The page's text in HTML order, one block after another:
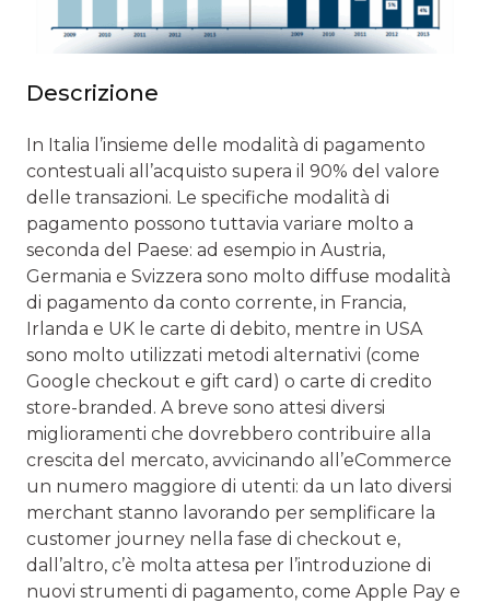
Descrizione
In Italia l’insieme delle modalità di pagamento
contestuali all’acquisto supera il 90% del valore
delle transazioni. Le specifiche modalità di
pagamento possono tuttavia variare molto a
seconda del Paese: ad esempio in Austria,
Germania e Svizzera sono molto diffuse modalità
di pagamento da conto corrente, in Francia,
Irlanda e UK le carte di debito, mentre in USA
sono molto utilizzati metodi alternativi (come
Google checkout e gift card) o carte di credito
store-branded. A breve sono attesi diversi
miglioramenti che dovrebbero contribuire alla
crescita del mercato, avvicinando all’eCommerce
un numero maggiore di utenti: da un lato diversi
merchant stanno lavorando per semplificare la
customer journey nella fase di checkout e,
dall’altro, c’è molta attesa per l’introduzione di
nuovi strumenti di pagamento, come Apple Pay e